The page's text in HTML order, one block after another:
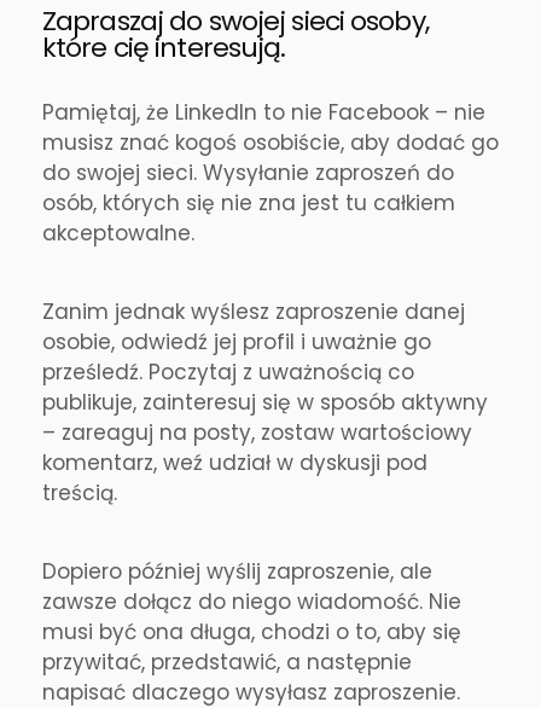
Zapraszaj do swojej sieci osoby,
które cię interesują.
Pamiętaj, że LinkedIn to nie Facebook – nie
musisz znać kogoś osobiście, aby dodać go
do swojej sieci. Wysyłanie zaproszeń do
osób, których się nie zna jest tu całkiem
akceptowalne.
Zanim jednak wyślesz zaproszenie danej
osobie, odwiedź jej profil i uważnie go
prześledź. Poczytaj z uważnością co
publikuje, zainteresuj się w sposób aktywny
– zareaguj na posty, zostaw wartościowy
komentarz, weź udział w dyskusji pod
treścią.
Dopiero później wyślij zaproszenie, ale
zawsze dołącz do niego wiadomość. Nie
musi być ona długa, chodzi o to, aby się
przywitać, przedstawić, a następnie
napisać dlaczego wysyłasz zaproszenie.